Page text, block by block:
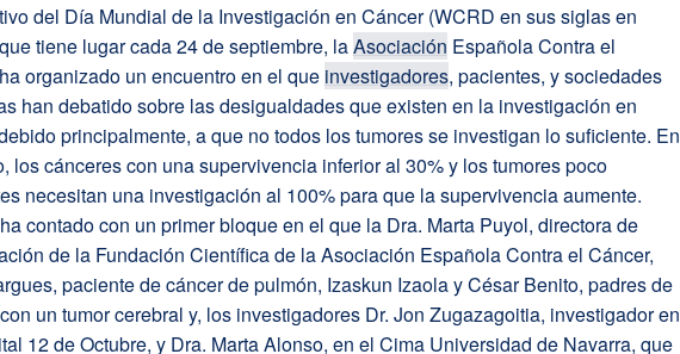
del Día Mundial de la Investigación en Cáncer (WCRD en sus siglas en
tiene lugar cada 24 de septiembre, laAsociación Española Contra el
organizado un encuentro en el que investigadores, pacientes, y sociedades
han debatido sobre las desigualdades que existen en la investigación en
principalmente, a que no todos los tumores se investigan lo suficiente. En
los cánceres con una supervivencia inferior al 30% y los tumores poco
necesitan una investigación al 100% para que la supervivencia aumente.
contado con un primer bloque en el que la Dra. Marta Puyol, directora de
de la Fundación Científica de la Asociación Española Contra el Cáncer,
paciente de cáncer de pulmón, Izaskun Izaola y César Benito, padres de
un tumor cerebral y, los investigadores Dr. Jon Zugazagoitia, investigador en
12 de Octubre, y Dra. Marta Alonso, en el Cima Universidad de Navarra, que